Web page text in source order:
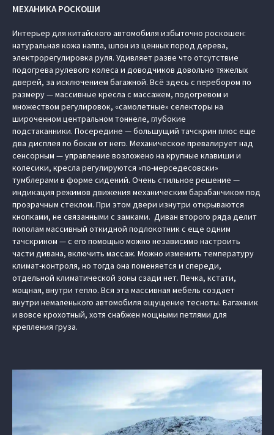
МЕХАНИКА РОСКОШИ
Интерьер для китайского автомобиля избыточно роскошен:
натуральная кожа наппа, шпон из ценных пород дерева,
электрорегулировка руля. Удивляет разве что отсутствие
подогрева рулевого колеса и доводчиков довольно тяжелых
дверей, за исключением багажной. Всё здесь с перебором по
размеру — массивные кресла с массажем, подогревом и
множеством регулировок, «самолетные» селекторы на
широченном центральном тоннеле, глубокие
подстаканники. Посередине — большущий тачскрин плюс еще
два дисплея по бокам от него. Механическое превалирует над
сенсорным — управление возложено на крупные клавиши и
колесики, кресла регулируются «по-мерседесовски»
тумблерами в форме сидений. Очень стильное решение —
индикация режимов движения механическим барабанчиком под
прозрачным стеклом. При этом двери изнутри открываются
кнопками, не связанными с замками. Диван второго ряда делит
пополам массивный откидной подлокотник с еще одним
тачскрином — с его помощью можно независимо настроить
части дивана, включить массаж. Можно изменить температуру
климат-контроля, но тогда она поменяется и спереди,
отдельной климатической зоны сзади нет. Печка, кстати,
мощная, внутри тепло. Вся эта массивная мебель создает
внутри немаленького автомобиля ощущение тесноты. Багажник
и вовсе крохотный, хотя снабжен мощными петлями для
крепления груза.